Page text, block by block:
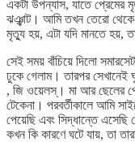
একটা উপন্যাস, যাতে প্রেমের
ঝঞ্ঝাট। আমি তখন তেরো থেকে
মৃত্যু হয়, এটা যদি মানতে হয়,
সেই সময় বাঁচিয়ে দিলো
ঢুকে গেলাম। তারপর সেখানেই
, জি ওয়েলস্। মা আর ছেলের
টেকেনা। পরবর্তীকালে আমি
পেয়েছি এবং সিদ্ধান্তে এসেছি
কখন কি কারণে ঘটে যায়, তা